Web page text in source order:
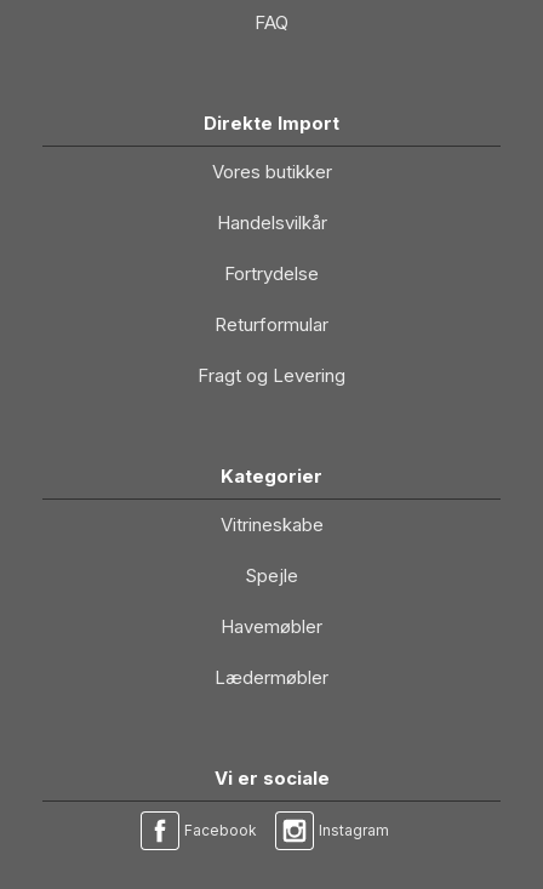
FAQ
Direkte Import
Vores butikker
Handelsvilkår
Fortrydelse
Returformular
Fragt og Levering
Kategorier
Vitrineskabe
Spejle
Havemøbler
Lædermøbler
Vi er sociale
Facebook Instagram